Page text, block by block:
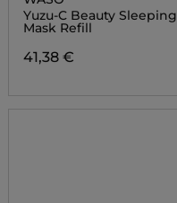
Yuzu-C Beauty Sleeping
Mask Refill
41,38 €